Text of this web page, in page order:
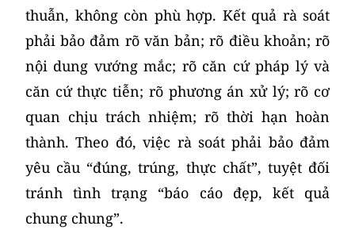
thuẫn, không còn phù hợp. Kết quả rà soát
phải bảo đảm rõ văn bản; rõ điều khoản; rõ
nội dung vướng mắc; rõ căn cứ pháp lý và
căn cứ thực tiễn; rõ phương án xử lý; rõ cơ
quan chịu trách nhiệm; rõ thời hạn hoàn
thành. Theo đó, việc rà soát phải bảo đảm
yêu cầu “đúng, trúng, thực chất”, tuyệt đối
tránh tình trạng “báo cáo đẹp, kết quả
chung chung”.